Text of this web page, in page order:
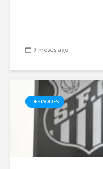
9 meses ago
DESTAQUES